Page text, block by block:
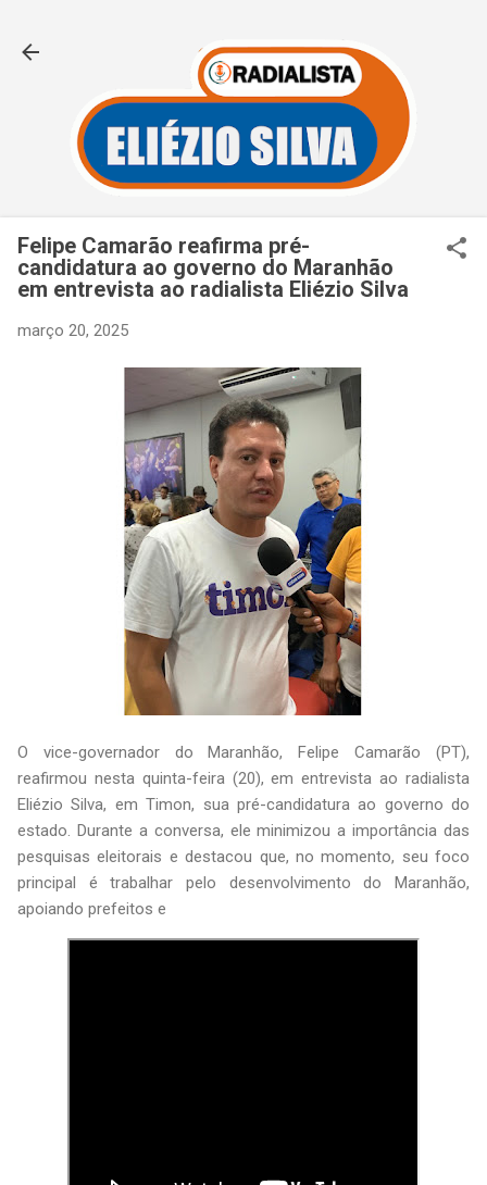
Felipe Camarão reafirma pré-
candidatura ao governo do Maranhão
em entrevista ao radialista Eliézio Silva
março 20, 2025
O vice-governador do Maranhão, Felipe Camarão (PT),
reafirmou nesta quinta-feira (20), em entrevista ao radialista
Eliézio Silva, em Timon, sua pré-candidatura ao governo do
estado. Durante a conversa, ele minimizou a importância das
pesquisas eleitorais e destacou que, no momento, seu foco
principal é trabalhar pelo desenvolvimento do Maranhão,
apoiando prefeitos e